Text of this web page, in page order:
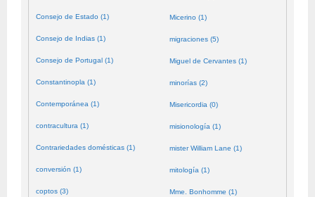
Consejo de Estado (1)
Consejo de Indias (1)
Consejo de Portugal (1)
Constantinopla (1)
Contemporánea (1)
contracultura (1)
Contrariedades domésticas (1)
conversión (1)
coptos (3)
Micerino (1)
migraciones (5)
Miguel de Cervantes (1)
minorías (2)
Misericordia (0)
misionología (1)
mister William Lane (1)
mitología (1)
Mme. Bonhomme (1)